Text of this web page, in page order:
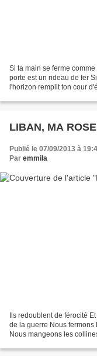
Si ta main se ferme
porte est un rideau de fer
l'horizon remplit ton cour
LIBAN, MA
Publié le 07/09/2013 à
Par emmila
Ils redoublent de férocité
de la guerre Nous fermons
Nous mangeons les